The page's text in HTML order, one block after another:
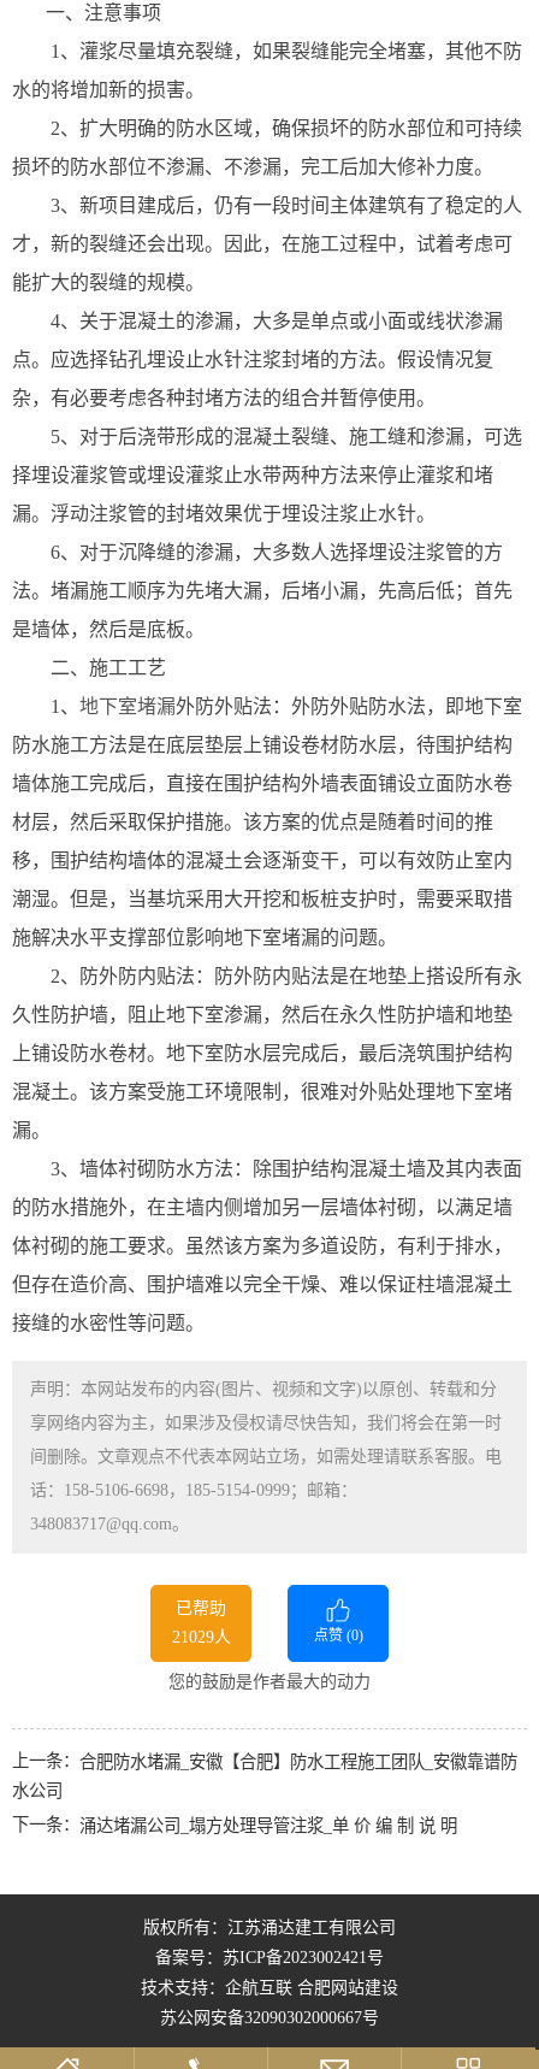
一、注意事项
1、灌浆尽量填充裂缝，如果裂缝能完全堵塞，其他不防
水的将增加新的损害。
2、扩大明确的防水区域，确保损坏的防水部位和可持续
损坏的防水部位不渗漏、不渗漏，完工后加大修补力度。
3、新项目建成后，仍有一段时间主体建筑有了稳定的人
才，新的裂缝还会出现。因此，在施工过程中，试着考虑可
能扩大的裂缝的规模。
4、关于混凝土的渗漏，大多是单点或小面或线状渗漏
点。应选择钻孔埋设止水针注浆封堵的方法。假设情况复
杂，有必要考虑各种封堵方法的组合并暂停使用。
5、对于后浇带形成的混凝土裂缝、施工缝和渗漏，可选
择埋设灌浆管或埋设灌浆止水带两种方法来停止灌浆和堵
漏。浮动注浆管的封堵效果优于埋设注浆止水针。
6、对于沉降缝的渗漏，大多数人选择埋设注浆管的方
法。堵漏施工顺序为先堵大漏，后堵小漏，先高后低；首先
是墙体，然后是底板。
二、施工工艺
1、 地下室堵漏外防外贴法：外防外贴防水法，即地下室
防水施工方法是在底层垫层上铺设卷材防水层，待围护结构
墙体施工完成后，直接在围护结构外墙表面铺设立面防水卷
材层，然后采取保护措施。该方案的优点是随着时间的推
移，围护结构墙体的混凝土会逐渐变干，可以有效防止室内
潮湿。但是，当基坑采用大开挖和板桩支护时，需要采取措
施解决水平支撑部位影响地下室堵漏的问题。
2、防外防内贴法：防外防内贴法是在地垫上搭设所有永
久性防护墙，阻止地下室渗漏，然后在永久性防护墙和地垫
上铺设防水卷材。地下室防水层完成后，最后浇筑围护结构
混凝土。该方案受施工环境限制，很难对外贴处理地下室堵
漏。
3、墙体衬砌防水方法：除围护结构混凝土墙及其内表面
的防水措施外，在主墙内侧增加另一层墙体衬砌，以满足墙
体衬砌的施工要求。虽然该方案为多道设防，有利于排水，
但存在造价高、围护墙难以完全干燥、难以保证柱墙混凝土
接缝的水密性等问题。
声明：本网站发布的内容(图片、视频和文字)以原创、转载和分
享网络内容为主，如果涉及侵权请尽快告知，我们将会在第一时
间删除。文章观点不代表本网站立场，如需处理请联系客服。电
话：158-5106-6698，185-5154-0999；邮箱：
348083717@qq.com。
已帮助
21029人
点赞 (0)
您的鼓励是作者最大的动力
上一条： 合肥防水堵漏_安徽【合肥】防水工程施工团队_安徽靠谱防
水公司
下一条： 涌达堵漏公司_塌方处理导管注浆_单 价 编 制 说 明
版权所有：江苏涌达建工有限公司
备案号： 苏ICP备2023002421号
技术支持：企航互联 合肥网站建设
苏公网安备32090302000667号